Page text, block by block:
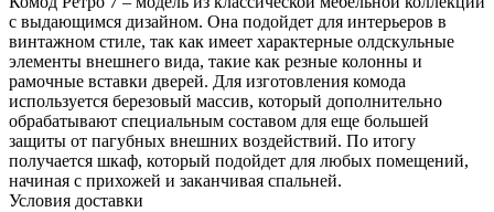
с выдающимся дизайном. Она подойдет для интерьеров в
винтажном стиле, так как имеет характерные олдскульные
элементы внешнего вида, такие как резные колонны и
рамочные вставки дверей. Для изготовления комода
используется березовый массив, который дополнительно
обрабатывают специальным составом для еще большей
защиты от пагубных внешних воздействий. По итогу
получается шкаф, который подойдет для любых помещений,
начиная с прихожей и заканчивая спальней.
Условия доставки